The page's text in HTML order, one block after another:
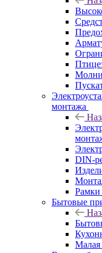
монтажа
DIN-
Рамки
Бытовые
Малая